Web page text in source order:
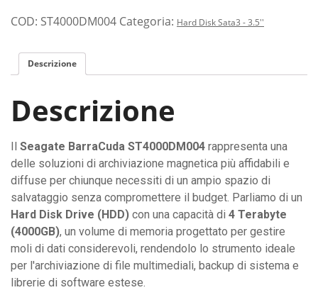
COD: ST4000DM004 Categoria: Hard Disk Sata3 - 3.5''
Descrizione
Descrizione
Il Seagate BarraCuda ST4000DM004 rappresenta una
delle soluzioni di archiviazione magnetica più affidabili e
diffuse per chiunque necessiti di un ampio spazio di
salvataggio senza compromettere il budget. Parliamo di un
Hard Disk Drive (HDD) con una capacità di 4 Terabyte
(4000GB), un volume di memoria progettato per gestire
moli di dati considerevoli, rendendolo lo strumento ideale
per l'archiviazione di file multimediali, backup di sistema e
librerie di software estese.